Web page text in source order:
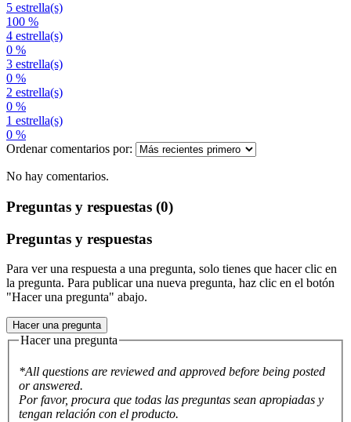
5 estrella(s)
100 %
4 estrella(s)
0 %
3 estrella(s)
0 %
2 estrella(s)
0 %
1 estrella(s)
0 %
Ordenar comentarios por:
No hay comentarios.
Preguntas y respuestas (0)
Preguntas y respuestas
Para ver una respuesta a una pregunta, solo tienes que hacer clic en
la pregunta. Para publicar una nueva pregunta, haz clic en el botón
"Hacer una pregunta" abajo.
Hacer una pregunta
Hacer una pregunta
*All questions are reviewed and approved before being posted
or answered.
Por favor, procura que todas las preguntas sean apropiadas y
tengan relación con el producto.